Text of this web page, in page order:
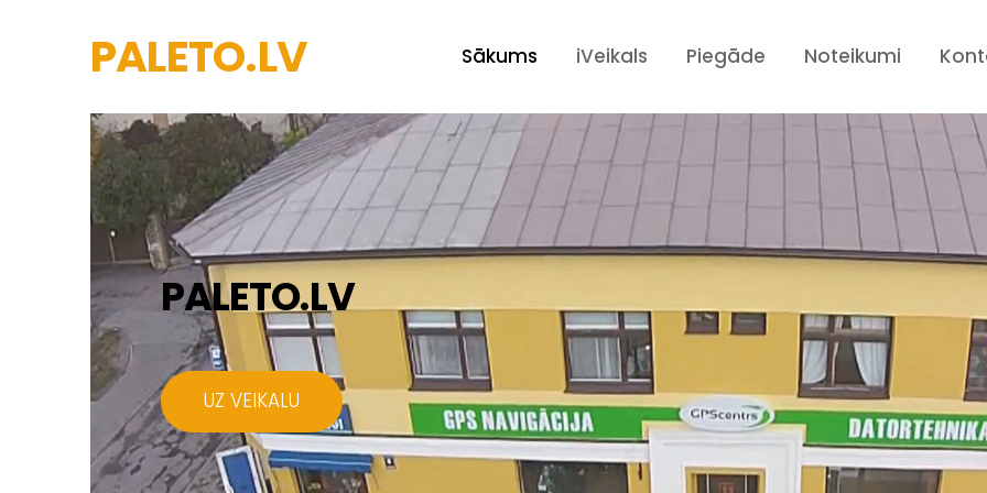
PALETO.LV Sākums iVeikals Piegāde Noteikumi
PALETO.LV
​UZ VEIKALU​